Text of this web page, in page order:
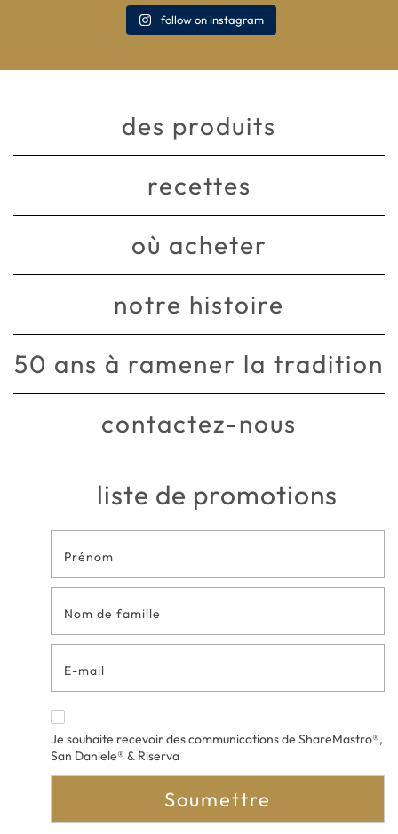
follow on instagram
des produits
recettes
où acheter
notre histoire
50 ans à ramener la tradition
contactez-nous
liste de promotions
Formulaire
de contact
en bas de
page
Je souhaite recevoir des communications de ShareMastro®,
San Daniele® & Riserva
Soumettre